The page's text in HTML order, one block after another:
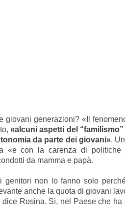
generazioni? «Il
«alcuni aspetti del
da parte dei giovani».
«e con la carenza di politiche
da mamma e papà.
non lo fanno solo
anche la quota di giovani
Rosina. Sì, nel Paese che